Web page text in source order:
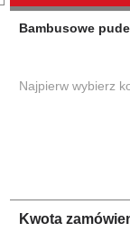
Bambusowe
Najpierw wybierz
Kwota